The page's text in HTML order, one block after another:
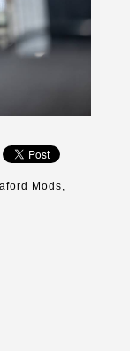
Mods,